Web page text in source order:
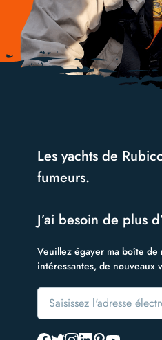
Les yachts de
fumeurs.
J’ai besoin de plus
Veuillez égayer ma boîte
intéressantes, de nouveaux
Alternative: